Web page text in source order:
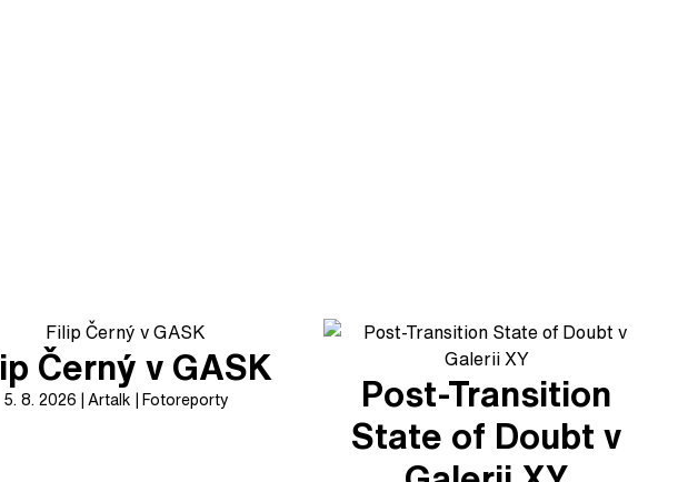
Černý v GASK
5. 8. 2026 Artalk Fotoreporty
Post-Transition
State of Doubt v